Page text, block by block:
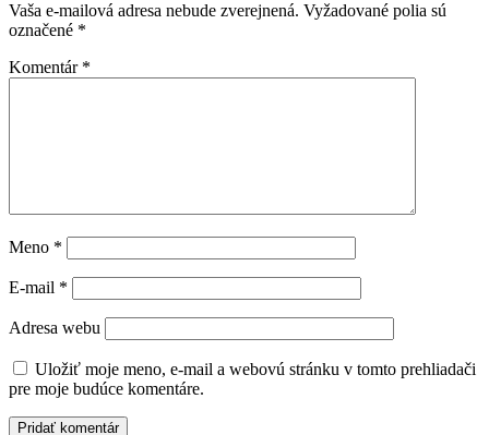
Vaša e-mailová adresa nebude zverejnená. Vyžadované polia sú
označené *
Komentár *
Meno *
E-mail *
Adresa webu
Uložiť moje meno, e-mail a webovú stránku v tomto prehliadači
pre moje budúce komentáre.